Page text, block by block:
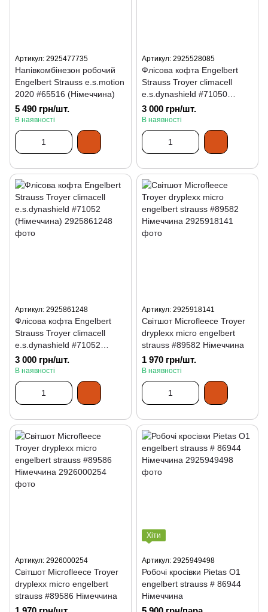
Артикул: 2925477735
Напівкомбінезон робочий
Engelbert Strauss e.s.motion
2020 #65516 (Німеччина)
5 490 грн/шт.
В наявності
Артикул: 2925528085
Флісова кофта Engelbert
Strauss Troyer climacell
e.s.dynashield #71050
(Німеччина)
3 000 грн/шт.
В наявності
Артикул: 2925861248
Флісова кофта Engelbert
Strauss Troyer climacell
e.s.dynashield #71052
(Німеччина)
3 000 грн/шт.
В наявності
Артикул: 2925918141
Світшот Microfleece Troyer
dryplexx micro engelbert
strauss #89582 Німеччина
1 970 грн/шт.
В наявності
Артикул: 2926000254
Світшот Microfleece Troyer
dryplexx micro engelbert
strauss #89586 Німеччина
Хіти
Артикул: 2925949498
Робочі кросівки Pietas O1
engelbert strauss # 86944
Німеччина